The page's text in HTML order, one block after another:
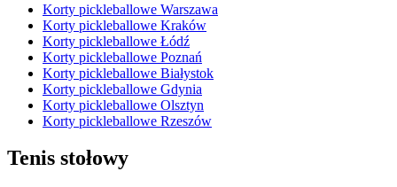
Korty pickleballowe Warszawa
Korty pickleballowe Kraków
Korty pickleballowe Łódź
Korty pickleballowe Poznań
Korty pickleballowe Białystok
Korty pickleballowe Gdynia
Korty pickleballowe Olsztyn
Korty pickleballowe Rzeszów
Tenis stołowy